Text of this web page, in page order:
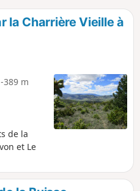
la Charrière Vieille à
-389 m
de la
et Le